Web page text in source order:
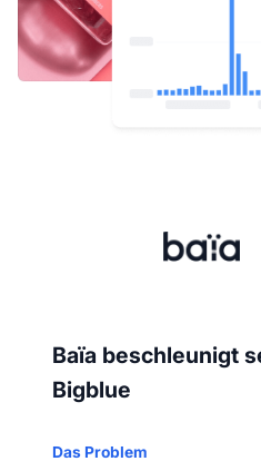
Baïa beschleunigt
Bigblue
Das Problem